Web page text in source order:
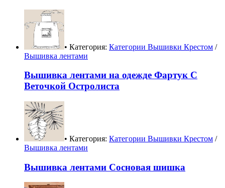
• Категория: Категории Вышивки Крестом /
Вышивка лентами
Вышивка лентами на одежде Фартук С
Веточкой Остролиста
• Категория: Категории Вышивки Крестом /
Вышивка лентами
Вышивка лентами Сосновая шишка